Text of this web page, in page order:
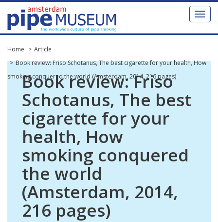
Toggle
Home
Article
Book review: Friso Schotanus, The best cigarette for your health, How
smoking conquered the world (Amsterdam, 2014, 216 pages)
Bookreview:Friso
Schotanus, The best
cigarette foryour
health, How
smoking conquered
the world
(Amsterdam, 2014,
216 pages)